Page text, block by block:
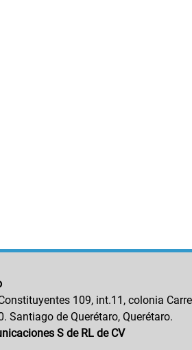
109, int.11, colonia
Santiago de Querétaro, Querétaro.
S de RL de CV